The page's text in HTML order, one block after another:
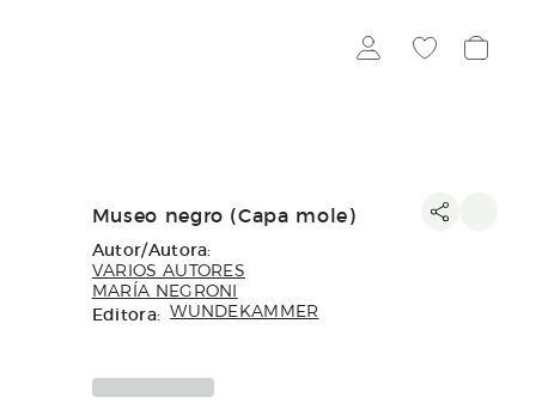
Museo negro (Capa mole)
Autor/Autora:
VARIOS AUTORES
MARÍA NEGRONI
Editora: WUNDEKAMMER